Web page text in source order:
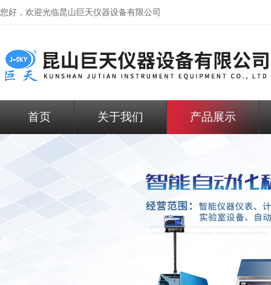
您好，欢迎光临昆山巨天仪器设备有限公司
首页 关于我们 产品展示